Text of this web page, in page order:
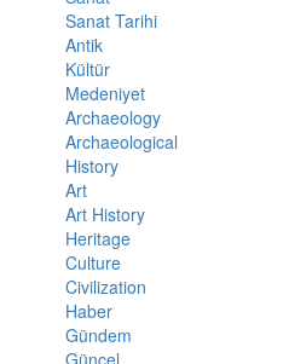
Sanat Tarihi
Antik
Kültür
Medeniyet
Archaeology
Archaeological
History
Art
Art History
Heritage
Culture
Civilization
Haber
Gündem